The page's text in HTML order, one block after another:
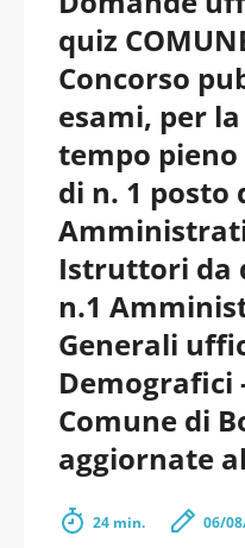
quiz
Concorso
esami, per
tempo
di n. 1
Istruttori da
n.1
Generali
Demografici
Comune di
aggiornate
24 min. 06/